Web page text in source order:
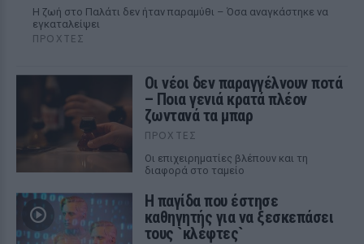
Η ζωή στο Παλάτι δεν ήταν παραμύθι – Όσα αναγκάστηκε να
εγκαταλείψει
ΠΡΟΧΤΈΣ
Οι νέοι δεν παραγγέλνουν ποτά
– Ποια γενιά κρατά πλέον
ζωντανά τα μπαρ
ΠΡΟΧΤΈΣ
Οι επιχειρηματίες βλέπουν και τη
διαφορά στο ταμείο
Η παγίδα που έστησε
καθηγητής για να ξεσκεπάσει
τους `κλέφτες`